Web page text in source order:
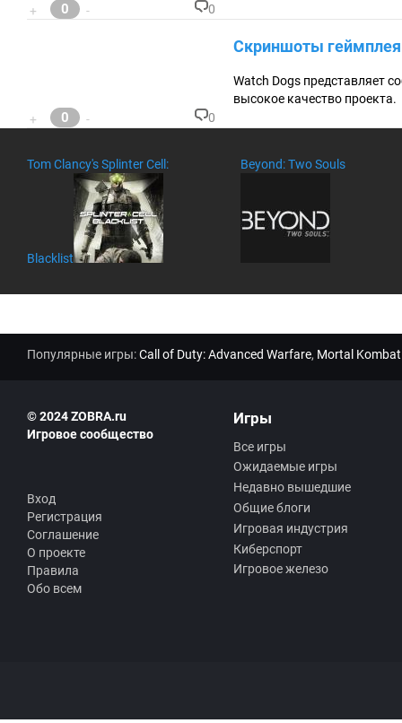
+
0 -
К
ри
ев
0
Скриншоты геймплея
Watch Dogs представляет
высокое качество проекта.
+
0 -
К
0
Tom Clancy's Splinter Cell:
Blacklist
Beyond: Two Souls
Популярные игры:Call of Duty: Advanced Warfare, Mortal
© 2024 ZOBRA.ru
Игровое сообщество
Вход
Регистрация
Соглашение
О проекте
Правила
Обо всем
Игры
Все игры
Ожидаемые игры
Недавно вышедшие
Общие блоги
Игровая индустрия
Киберспорт
Игровое железо